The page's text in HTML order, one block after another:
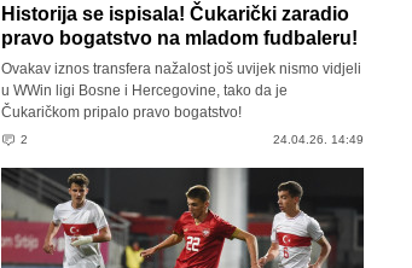
Historija se ispisala! Čukarički zaradio
pravo bogatstvo na mladom fudbaleru!
Ovakav iznos transfera nažalost još uvijek nismo vidjeli
u WWin ligi Bosne i Hercegovine, tako da je
Čukaričkom pripalo pravo bogatstvo!
2 24.04.26. 14:49